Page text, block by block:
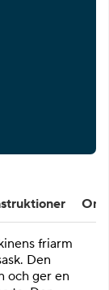
friarm
Den
och ger en